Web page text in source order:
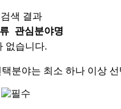
색 결과
관심분야명
없습니다.
분야는 최소 하나 이상